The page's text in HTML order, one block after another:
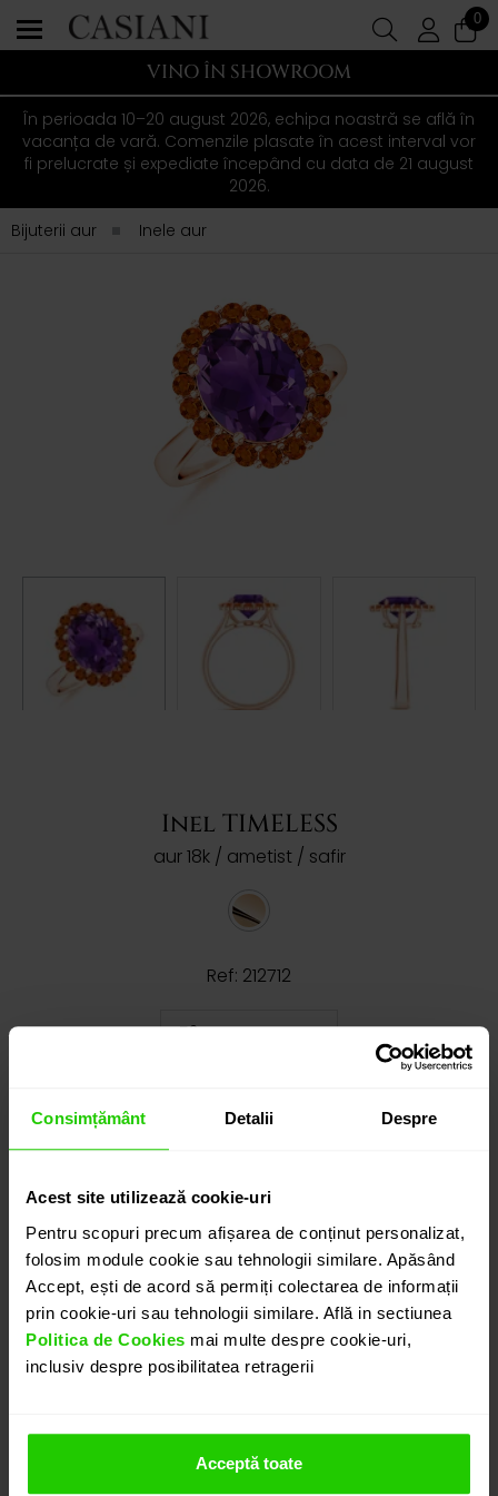
Consimțământ Detalii Despre
Acest site utilizează cookie-uri
Pentru scopuri precum afișarea de conținut personalizat,
folosim module cookie sau tehnologii similare. Apăsând
Accept, ești de acord să permiți colectarea de informații
prin cookie-uri sau tehnologii similare. Află in sectiunea
Politica de Cookies mai multe despre cookie-uri,
inclusiv despre posibilitatea retragerii
Acceptă toate
0
VINO ÎN SHOWROOM
În perioada 10–20 august 2026, echipa noastră se află în
vacanța de vară. Comenzile plasate în acest interval vor
fi prelucrate și expediate începând cu data de 21 august
2026.
Bijuterii aur
Inele aur
Inel TIMELESS
aur 18k / ametist / safir
Ref: 212712
6.085
ADAUGĂ ÎN COȘ
PROGRAMEAZĂ O ÎNTÂLNIRE
DETALII